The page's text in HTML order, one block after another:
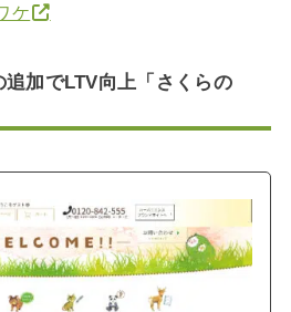
ケ
加でLTV向上「さくらの